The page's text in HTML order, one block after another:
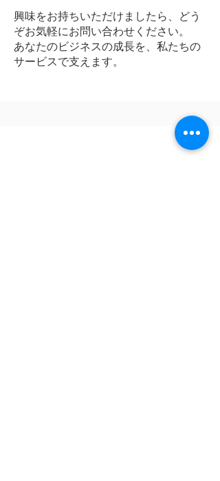
興味をお持ちいただけましたら、どう
ぞお気軽にお問い合わせください。
あなたのビジネスの成長を、私たちの
サービスで支えます。